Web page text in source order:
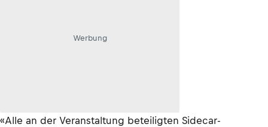
Werbung
«Alle an der Veranstaltung beteiligten Sidecar-